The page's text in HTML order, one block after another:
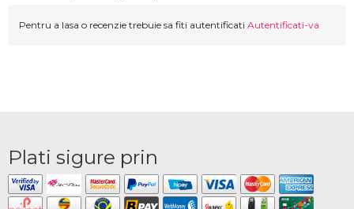
Pentru a lasa o recenzie trebuie sa fiti autentificati Autentificati-va
Plati sigure prin